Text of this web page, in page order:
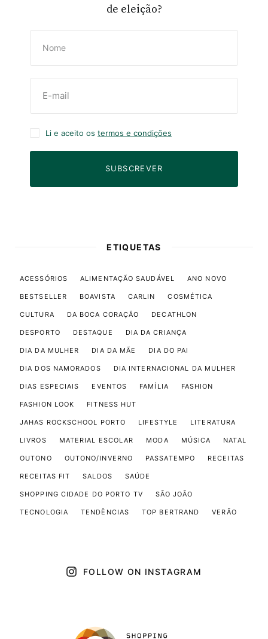
de eleição?
Li e aceito os termos e condições
SUBSCREVER
ETIQUETAS
ACESSÓRIOS ALIMENTAÇÃO SAUDÁVEL ANO NOVO
BESTSELLER BOAVISTA CARLIN COSMÉTICA
CULTURA DA BOCA CORAÇÃO DECATHLON
DESPORTO DESTAQUE DIA DA CRIANÇA
DIA DA MULHER DIA DA MÃE DIA DO PAI
DIA DOS NAMORADOS DIA INTERNACIONAL DA MULHER
DIAS ESPECIAIS EVENTOS FAMÍLIA FASHION
FASHION LOOK FITNESS HUT
JAHAS ROCKSCHOOL PORTO LIFESTYLE LITERATURA
LIVROS MATERIAL ESCOLAR MODA MÚSICA NATAL
OUTONO OUTONO/INVERNO PASSATEMPO RECEITAS
RECEITAS FIT SALDOS SAÚDE
SHOPPING CIDADE DO PORTO TV SÃO JOÃO
TECNOLOGIA TENDÊNCIAS TOP BERTRAND VERÃO
FOLLOW ON INSTAGRAM